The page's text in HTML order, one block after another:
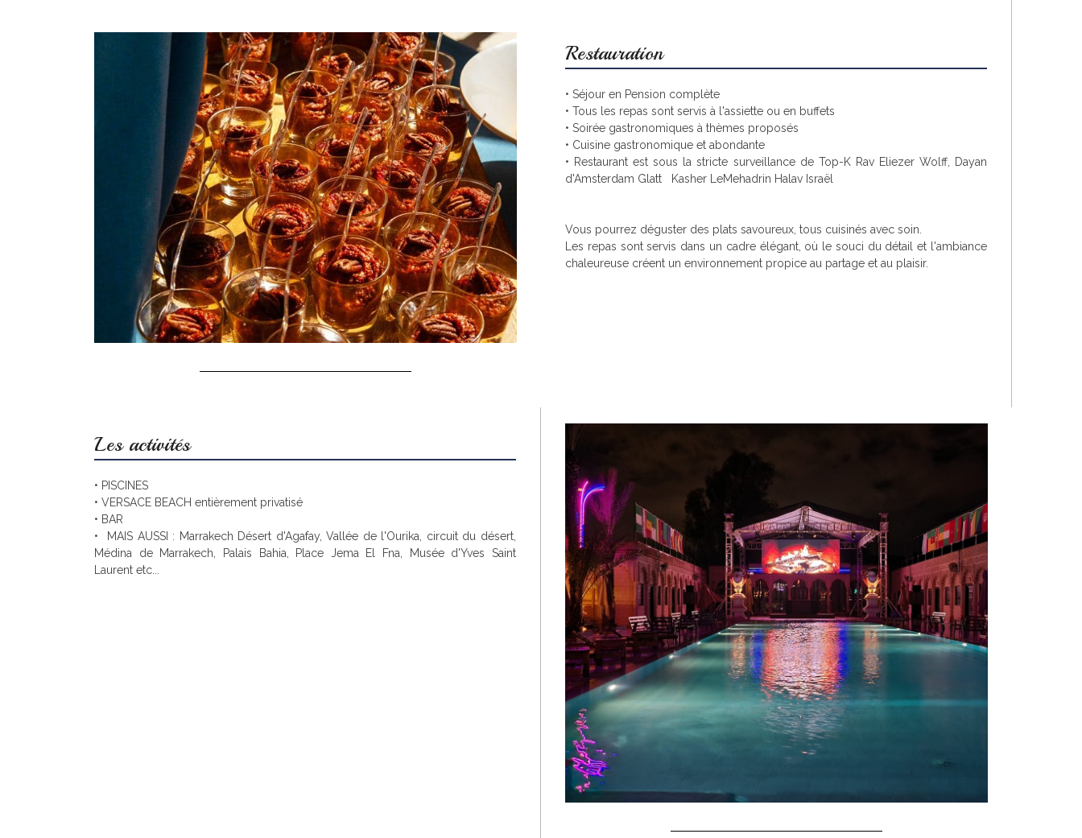
Restauration
• Séjour en Pension complète
• Tous les repas sont servis à l'assiette ou en buffets
• Soirée gastronomiques à thèmes proposés
• Cuisine gastronomique et abondante
• Restaurant est sous la stricte surveillance de Top-K Rav Eliezer Wolff, Dayan
d'Amsterdam Glatt Kasher LeMehadrin Halav Israël
Vous pourrez déguster des plats savoureux, tous cuisinés avec soin.
Les repas sont servis dans un cadre élégant, où le souci du détail et l'ambiance
chaleureuse créent un environnement propice au partage et au plaisir.
Les activités
• PISCINES
• VERSACE BEACH entièrement privatisé
• BAR
•
MAIS AUSSI : Marrakech Désert d'Agafay, Vallée de l'Ourika, circuit du désert,
Médina de Marrakech, Palais Bahia, Place Jema El Fna, Musée d'Yves Saint
Laurent etc...